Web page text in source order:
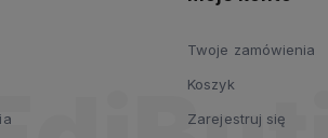
Twoje zamówienia
Koszyk
Zarejestruj się